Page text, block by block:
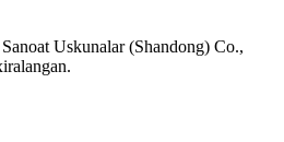
Uskunalar (Shandong) Co.,